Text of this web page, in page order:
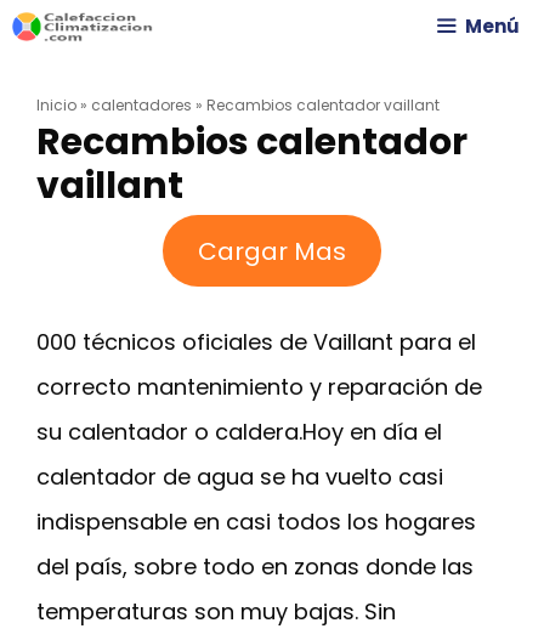
Saltar
contenido
Menú
Inicio » calentadores » Recambios calentador vaillant
Recambios calentador
vaillant
Cargar Mas
000 técnicos oficiales de Vaillant para el
correcto mantenimiento y reparación de
su calentador o caldera.Hoy en día el
calentador de agua se ha vuelto casi
indispensable en casi todos los hogares
del país, sobre todo en zonas donde las
temperaturas son muy bajas. Sin